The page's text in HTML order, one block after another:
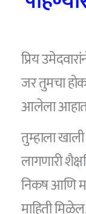
प्रिय
जर तुमचा
आलेला
तुम्हाला
लागणारी
निकष आणि
माहिती